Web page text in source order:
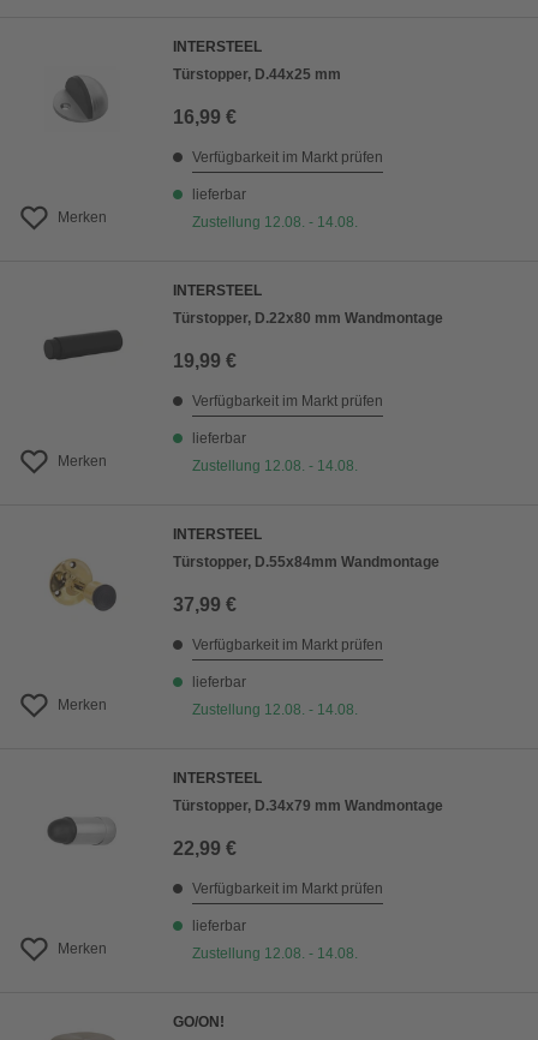
Merken
INTERSTEEL
Türstopper, D.44x25 mm
16,99 €
Verfügbarkeit im Markt prüfen
lieferbar
Zustellung 12.08. - 14.08.
Merken
INTERSTEEL
Türstopper, D.22x80 mm Wandmontage
19,99 €
Verfügbarkeit im Markt prüfen
lieferbar
Zustellung 12.08. - 14.08.
Merken
INTERSTEEL
Türstopper, D.55x84mm Wandmontage
37,99 €
Verfügbarkeit im Markt prüfen
lieferbar
Zustellung 12.08. - 14.08.
Merken
INTERSTEEL
Türstopper, D.34x79 mm Wandmontage
22,99 €
Verfügbarkeit im Markt prüfen
lieferbar
Zustellung 12.08. - 14.08.
GO/ON!